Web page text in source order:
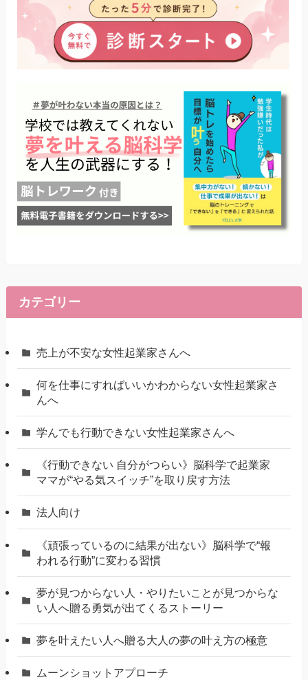
カテゴリー
売上が不安な女性起業家さんへ
何を仕事にすればいいかわからない女性起業家さ
んへ
学んでも行動できない女性起業家さんへ
《行動できない 自分がつらい》脳科学で起業家
ママが“やる気スイッチ”を取り戻す方法
法人向け
《頑張っているのに結果が出ない》脳科学で“報
われる行動”に変わる習慣
夢が見つからない人・やりたいことが見つからな
い人へ贈る勇気が出てくるストーリー
夢を叶えたい人へ贈る大人の夢の叶え方の極意
ムーンショットアプローチ